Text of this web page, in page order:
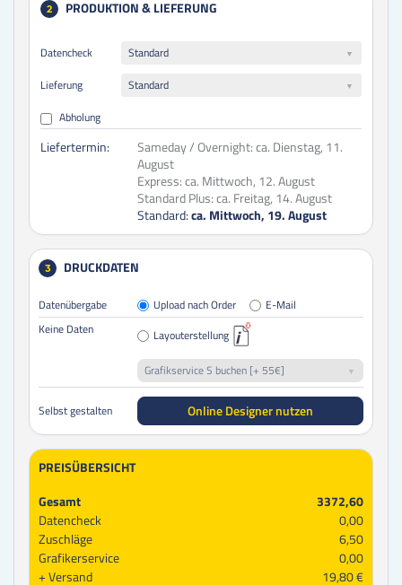
2 PRODUKTION & LIEFERUNG
Datencheck
Standard
Lieferung
Standard
Abholung
Liefertermin: Sameday / Overnight:ca. Dienstag, 11.
August
Express:ca. Mittwoch, 12. August
Standard Plus:ca. Freitag, 14. August
Standard:ca. Mittwoch, 19. August
3 DRUCKDATEN
Datenübergabe Upload nach Order
E-Mail
Keine Daten
Layouterstellung
Grafikservice S buchen [+ 55€]
Selbst gestalten Online Designer nutzen
PREISÜBERSICHT
Gesamt
3372,60
Datencheck
0,00
Zuschläge
6,50
Grafikerservice
0,00
Versand
19,80 €